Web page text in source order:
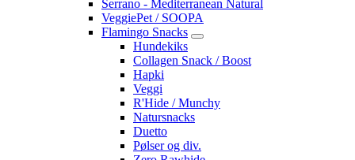
Serrano - Mediterranean Natural
VeggiePet / SOOPA
Flamingo Snacks
Hundekiks
Collagen Snack / Boost
Hapki
Veggi
R'Hide / Munchy
Natursnacks
Duetto
Pølser og div.